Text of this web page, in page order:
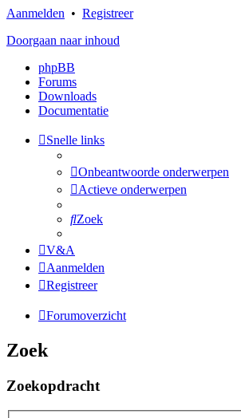
Aanmelden • Registreer
Doorgaan naar inhoud
phpBB
Forums
Downloads
Documentatie
Snelle links
Onbeantwoorde onderwerpen
Actieve onderwerpen
Zoek
V&A
Aanmelden
Registreer
Forumoverzicht
Zoek
Zoekopdracht